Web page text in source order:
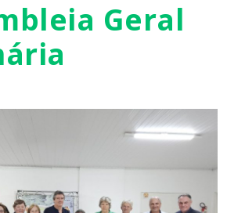
Geral